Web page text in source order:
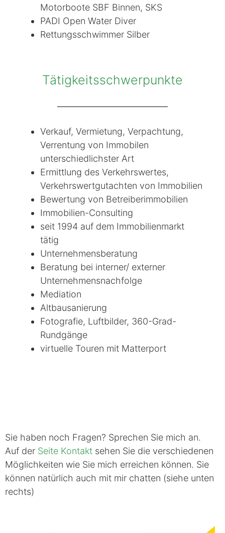
Motorboote SBF Binnen, SKS
PADI Open Water Diver
Rettungsschwimmer Silber
Tätigkeitsschwerpunkte
Verkauf, Vermietung, Verpachtung,
Verrentung von Immobilen
unterschiedlichster Art
Ermittlung des Verkehrswertes,
Verkehrswertgutachten von Immobilien
Bewertung von Betreiberimmobilien
Immobilien-Consulting
seit 1994 auf dem Immobilienmarkt
tätig
Unternehmensberatung
Beratung bei interner/ externer
Unternehmensnachfolge
Mediation
Altbausanierung
Fotografie, Luftbilder, 360-Grad-
Rundgänge
virtuelle Touren mit Matterport
Sie haben noch Fragen? Sprechen Sie mich an.
Auf der Seite Kontakt sehen Sie die verschiedenen
Möglichkeiten wie Sie mich erreichen können. Sie
können natürlich auch mit mir chatten (siehe unten
rechts)